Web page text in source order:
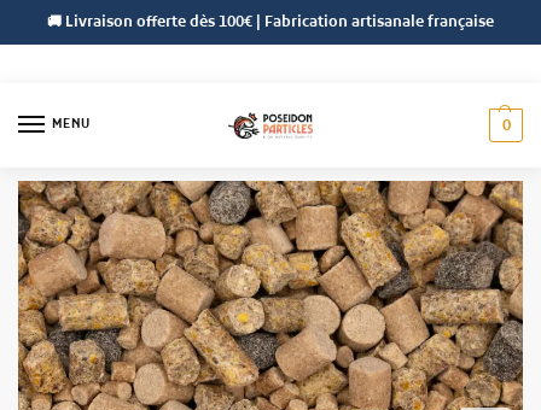
🚚 Livraison offerte dès 100€ | Fabrication artisanale française
MENU
0